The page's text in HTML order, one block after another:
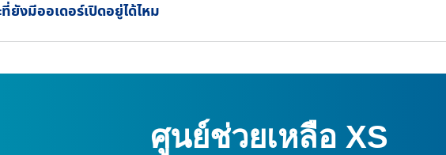
ยังมีออเดอร์เปิดอยู่ได้ไหม
ศูนย์ช่วยเหลือ XS